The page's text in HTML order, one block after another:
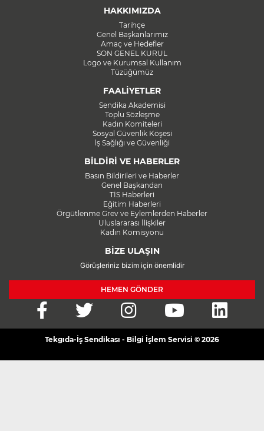
HAKKIMIZDA
Tarihçe
Genel Başkanlarımız
Amaç ve Hedefler
SON GENEL KURUL
Logo ve Kurumsal Kullanım
Tüzüğümüz
FAALİYETLER
Sendika Akademisi
Toplu Sözleşme
Kadın Komiteleri
Sosyal Güvenlik Köşesi
İş Sağlığı ve Güvenliği
BİLDİRİ VE HABERLER
Basın Bildirileri ve Haberler
Genel Başkandan
TİS Haberleri
Eğitim Haberleri
Örgütlenme Grev ve Eylemlerden Haberler
Uluslararası İlişkiler
Kadın Komisyonu
BİZE ULAŞIN
Görüşleriniz bizim için önemlidir
HEMEN GÖNDER
Tekgıda-İş Sendikası - Bilgi İşlem Servisi © 2026